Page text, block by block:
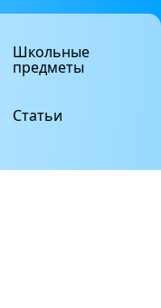
Школьные
предметы
Статьи